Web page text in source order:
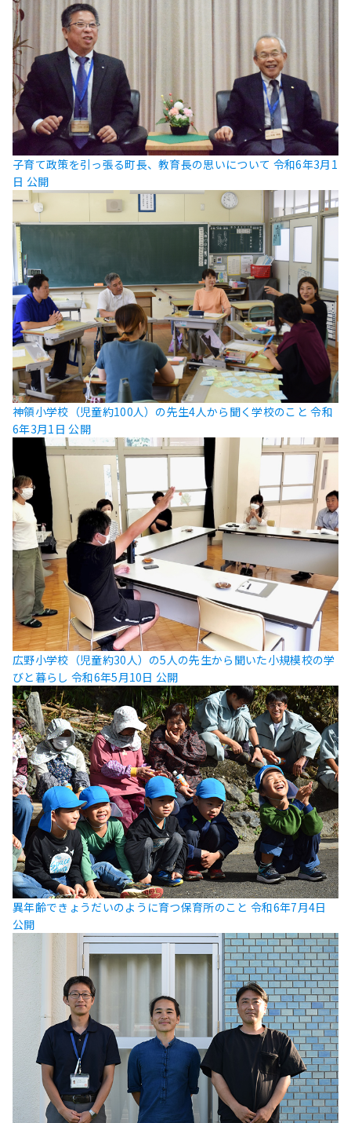
子育て政策を引っ張る町長、教育長の思いについて 令和6年3月1
日 公開
神領小学校（児童約100人）の先生4人から聞く学校のこと 令和
6年3月1日 公開
広野小学校（児童約30人）の5人の先生から聞いた小規模校の学
びと暮らし 令和6年5月10日 公開
異年齢できょうだいのように育つ保育所のこと 令和6年7月4日
公開